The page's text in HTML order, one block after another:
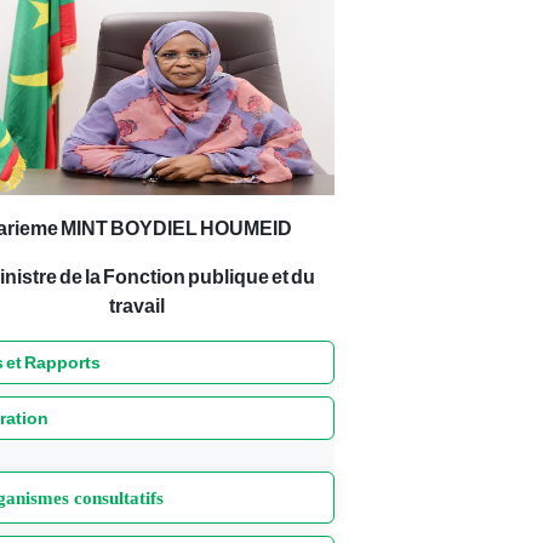
nationale adopte le projet de loi relatif aux
Travail de l'Organisation de la Coopération
MINT BOYDIEL HOUMEID
de la Fonction publique et du
travail
et Rapports
consultatifs